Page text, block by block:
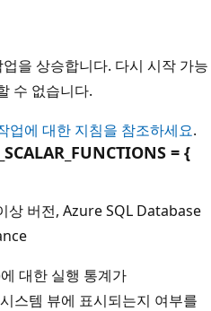
업을 상승합니다. 다시 시작 가능
수 없습니다.
업에 대한 지침을 참조하세요.
= {
상 버전, Azure SQL Database
대한 실행 통계가
시스템 뷰에 표시되는지 여부를